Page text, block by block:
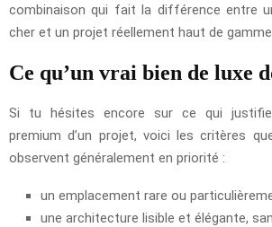
combinaison qui fait la différence entre
cher et un projet réellement haut de gamme.
Ce qu’un vrai bien de luxe
Si tu hésites encore sur ce qui
premium d’un projet, voici les critères
observent généralement en priorité :
un emplacement rare ou
une architecture lisible et élégante,